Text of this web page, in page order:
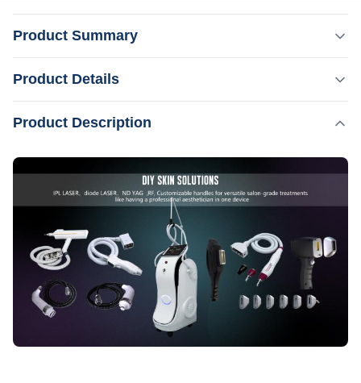
Product Summary
laser:»» Thanh laser USA, 16 thanh, công suất
cao1600w»» Hệ thống làm mát ngưng tụ TEC: 2 bộ ngưng
tụ TEC 1200W lớn, giữ cho nước luôn ở24℃, đảm b...
Product Details
Làm nổi bật: Triệt lông bằng laser diode IPL RF
Máy trẻ hóa da thẩm mỹ viện
Product Description